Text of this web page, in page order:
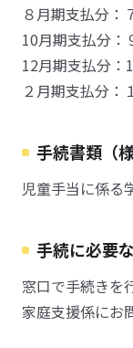
８月期支払分：
10月期支払分：
12月期支払分：
２月期支払分：
手続書類（様
児童手当に係る
手続に必要
窓口で手続きを
家庭支援係にお